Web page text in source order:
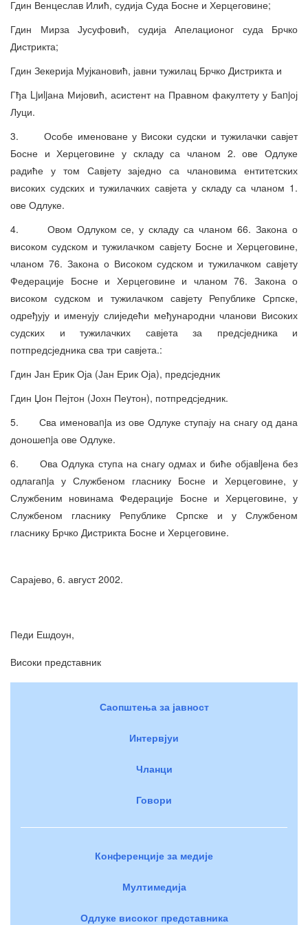
Гдин Венцеслав Илић, судија Суда Босне и Херцеговине;
Гдин Мирза Јусуфовић, судија Апелационог суда Брчко
Дистрикта;
Гдин Зекерија Мујкановић, јавни тужилац Брчко Дистрикта и
Гђа Ljиljана Мијовић, асистент на Правном факултету у Баnjој
Луци.
3. Особе именоване у Високи судски и тужилачки савјет
Босне и Херцеговине у складу са чланом 2. ове Одлуке
радиће у том Савјету заједно са члановима ентитетских
високих судских и тужилачких савјета у складу са чланом 1.
ове Одлуке.
4. Овом Одлуком се, у складу са чланом 66. Закона о
високом судском и тужилачком савјету Босне и Херцеговине,
чланом 76. Закона о Високом судском и тужилачком савјету
Федерације Босне и Херцеговине и чланом 76. Закона о
високом судском и тужилачком савјету Републике Српске,
одређују и именују слиједећи међународни чланови Високих
судских и тужилачких савјета за предсједника и
потпредсједника сва три савјета.:
Гдин Јан Ерик Оја (Јан Ерик Оја), предсједник
Гдин Џон Пејтон (Јохн Пеyтон), потпредсједник.
5. Сва именоваnjа из ове Одлуке ступају на снагу од дана
доношеnjа ове Одлуке.
6. Ова Одлука ступа на снагу одмах и биће објавljена без
одлагаnjа у Службеном гласнику Босне и Херцеговине, у
Службеним новинама Федерације Босне и Херцеговине, у
Службеном гласнику Републике Српске и у Службеном
гласнику Брчко Дистрикта Босне и Херцеговине.
Сарајево, 6. август 2002.
Педи Ешдоун,
Високи представник
Саопштења за јавност
Интервјуи
Чланци
Говори
Конференције за медије
Мултимедија
Одлуке високог представника